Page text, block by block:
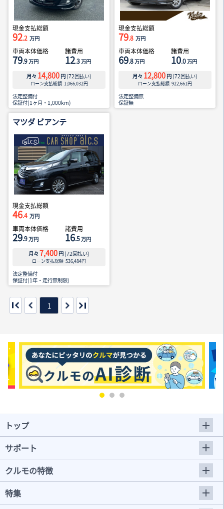
現金支払総額
92.2 万円
車両本体価格
79.9万円
諸費用
12.3万円
月々 14,800 円 (72回払い)
ローン支払総額 1,066,032円
法定整備付
保証付(1ヶ月・1,000km)
現金支払総額
79.8 万円
車両本体価格
69.8万円
諸費用
10.0万円
月々 12,800 円 (72回払い)
ローン支払総額 922,661円
法定整備無
保証無
マツダ ビアンテ
現金支払総額
46.4 万円
車両本体価格
29.9万円
諸費用
16.5万円
月々 7,400 円 (72回払い)
ローン支払総額 536,484円
法定整備付
保証付(1年・走行無制限)
1
トップ
サポート
クルモの特徴
特集